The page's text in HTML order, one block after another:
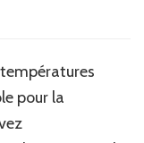
pour la